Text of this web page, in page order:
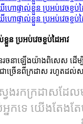
ប្រអប់វេចខ្ចប់ដៃអាវ
វបានរចនាឡើងយ៉ាងពិស
ើនពីក្រដាស រហូតដល់សម្
ែងរកក្រដាសដែល
អ្នកទេ យើងតែងត